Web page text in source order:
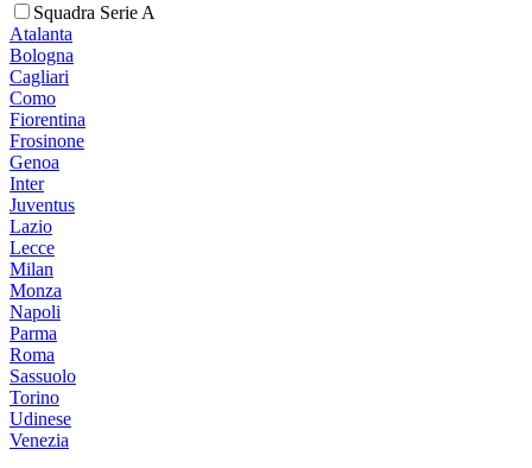
Squadra Serie A
Atalanta
Bologna
Cagliari
Como
Fiorentina
Frosinone
Genoa
Inter
Juventus
Lazio
Lecce
Milan
Monza
Napoli
Parma
Roma
Sassuolo
Torino
Udinese
Venezia